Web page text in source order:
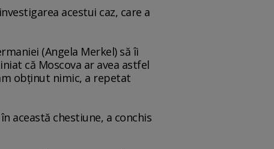
acestui caz, care a
(Angela Merkel) să îi
că Moscova ar avea astfel
obţinut nimic, a repetat
această chestiune, a conchis